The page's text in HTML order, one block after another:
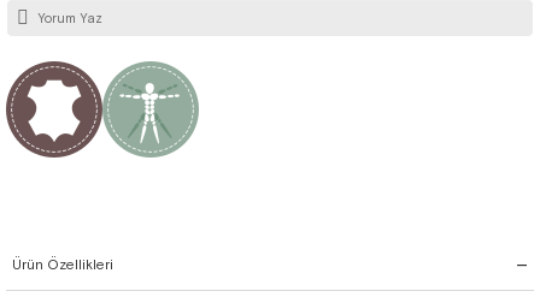
Yorum Yaz
Ürün Özellikleri